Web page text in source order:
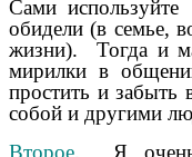
Сами
обидели (в семье,
жизни). Тогда и
мирилки в
простить и забыть
собой и другими
Второе.
Я